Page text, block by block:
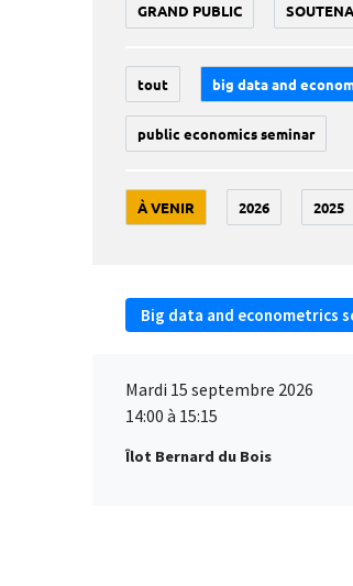
GRAND PUBLIC
tout big data and
public economics seminar
À VENIR 2026 2025
Big data and econometrics
Mardi 15 septembre 2026
14:00 à 15:15
Îlot Bernard du Bois